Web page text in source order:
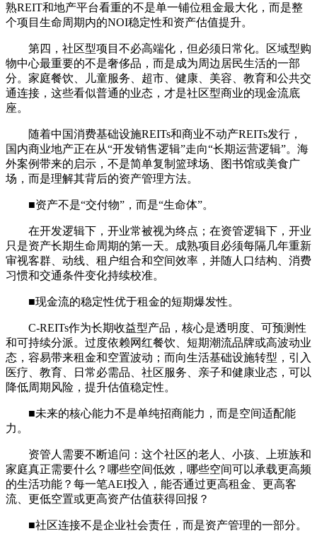
熟REIT和地产平台看重的不是单一铺位租金最大化，而是整
个项目生命周期内的NOI稳定性和资产估值提升。
第四，社区型项目不必高端化，但必须日常化。区域型购
物中心最重要的不是奢侈品，而是成为周边居民生活的一部
分。家庭餐饮、儿童服务、超市、健康、美容、教育和公共交
通连接，这些看似普通的业态，才是社区型商业的现金流底
座。
随着中国消费基础设施REITs和商业不动产REITs发行，
国内商业地产正在从“开发销售逻辑”走向“长期运营逻辑”。海
外案例带来的启示，不是简单复制篮球场、图书馆或美食广
场，而是理解其背后的资产管理方法。
■资产不是“交付物”，而是“生命体”。
在开发逻辑下，开业常被视为终点；在资管逻辑下，开业
只是资产长期生命周期的第一天。成熟项目必须每隔几年重新
审视客群、动线、租户组合和空间效率，并随人口结构、消费
习惯和交通条件变化持续校准。
■现金流的稳定性优于租金的短期爆发性。
C-REITs作为长期收益型产品，核心是透明度、可预测性
和可持续分派。过度依赖网红餐饮、短期潮流品牌或高波动业
态，容易带来租金和空置波动；而向生活基础设施转型，引入
医疗、教育、日常必需品、社区服务、亲子和健康业态，可以
降低周期风险，提升估值稳定性。
■未来的核心能力不是单纯招商能力，而是空间适配能
力。
资管人需要不断追问：这个社区的老人、小孩、上班族和
家庭真正需要什么？哪些空间低效，哪些空间可以承载更高频
的生活功能？每一笔AEI投入，能否通过更高租金、更高客
流、更低空置或更高资产估值获得回报？
■社区连接不是企业社会责任，而是资产管理的一部分。